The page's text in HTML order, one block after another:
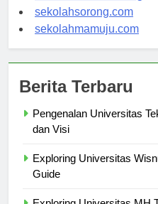
sekolahindonesia.org
sekolahsorong.com
Berita Terbaru
Pengenalan Universitas
Exploring Universitas